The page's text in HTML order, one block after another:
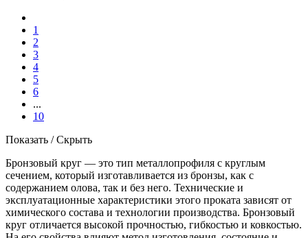
1
2
3
4
5
6
...
10
Показать / Скрыть
Бронзовый круг — это тип металлопрофиля с круглым
сечением, который изготавливается из бронзы, как с
содержанием олова, так и без него. Технические и
эксплуатационные характеристики этого проката зависят от
химического состава и технологии производства. Бронзовый
круг отличается высокой прочностью, гибкостью и ковкостью.